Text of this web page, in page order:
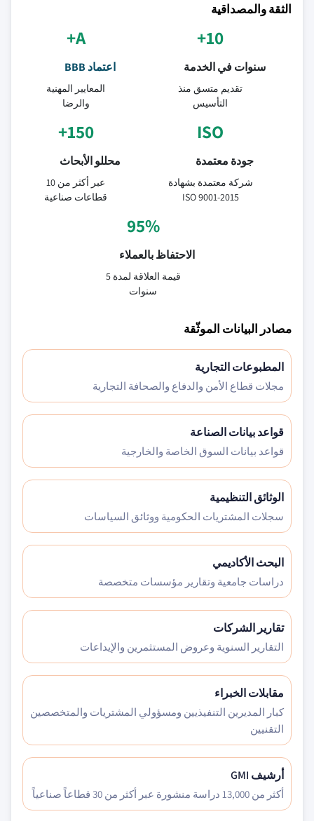
الثقة والمصداقية
10+
سنوات في الخدمة
تقديم متسق منذ
التأسيس
A+
اعتماد BBB
المعايير المهنية
والرضا
ISO
جودة معتمدة
شركة معتمدة بشهادة
ISO 9001-2015
150+
محللو الأبحاث
عبر أكثر من 10
قطاعات صناعية
95%
الاحتفاظ بالعملاء
قيمة العلاقة لمدة 5
سنوات
مصادر البيانات الموثّقة
المطبوعات التجارية
مجلات قطاع الأمن والدفاع والصحافة التجارية
قواعد بيانات الصناعة
قواعد بيانات السوق الخاصة والخارجية
الوثائق التنظيمية
سجلات المشتريات الحكومية ووثائق السياسات
البحث الأكاديمي
دراسات جامعية وتقارير مؤسسات متخصصة
تقارير الشركات
التقارير السنوية وعروض المستثمرين والإيداعات
مقابلات الخبراء
كبار المديرين التنفيذيين ومسؤولي المشتريات والمتخصصين
التقنيين
أرشيف GMI
أكثر من 13,000 دراسة منشورة عبر أكثر من 30 قطاعاً صناعياً